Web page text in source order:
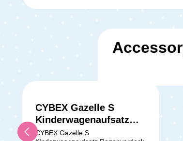
CYBEX Gazelle S
Kinderwagenaufsatz
Regenverdeck
CYBEX Gazelle S